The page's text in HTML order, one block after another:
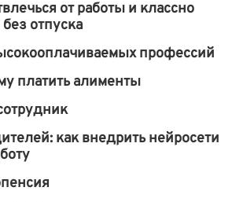
от работы и классно
отпуска
профессий
платить алименты
как внедрить нейросети